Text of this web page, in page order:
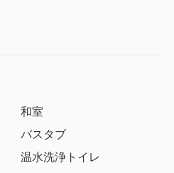
和室
バスタブ
温水洗浄トイレ